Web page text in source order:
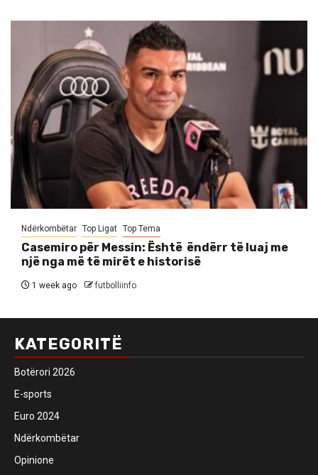
Ndërkombëtar Top Ligat Top Tema
Casemiro për Messin: Është ëndërr të luaj me
një nga më të mirët e historisë
1 week ago futbolliinfo
KATEGORITË
Botërori 2026
E-sports
Euro 2024
Ndërkombëtar
Opinione